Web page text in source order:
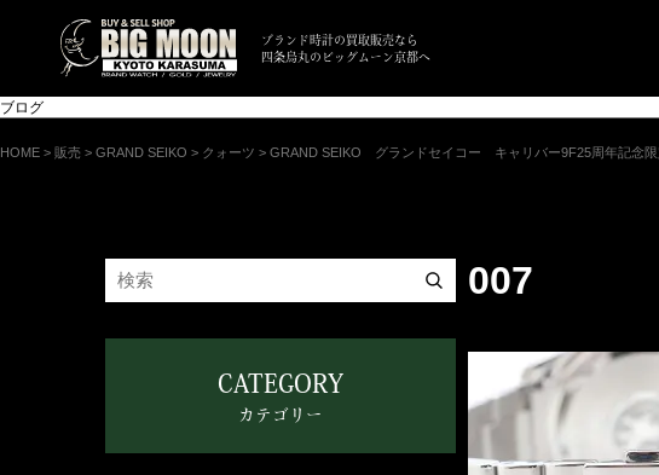
ブランド時計の買取販売なら
四条烏丸のビッグムーン京都へ
ブログ
HOME > 販売 > GRAND SEIKO > クォーツ > GRAND SEIKO グランドセイコー キャリバー9F25周年記
007
CATEGORY
カテゴリー